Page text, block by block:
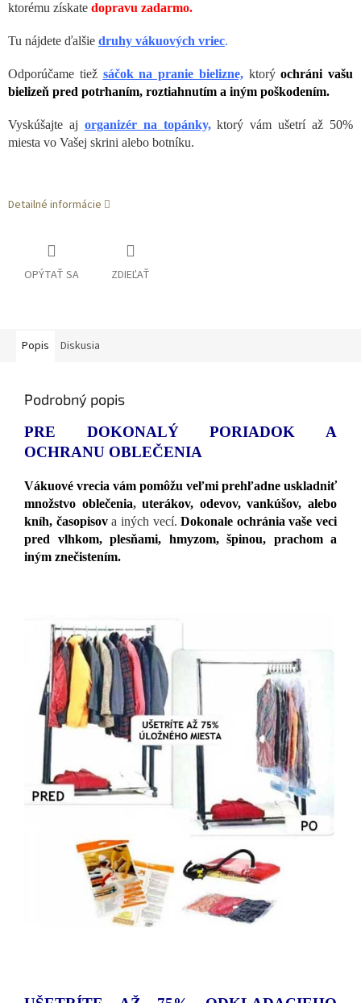
ktorému získate dopravu zadarmo.
Tu nájdete ďalšie druhy vákuových vriec.
Odporúčame tiež sáčok na pranie bielizne,ktorýochráni vašu
bielizeň pred potrhaním, roztiahnutím a iným poškodením.
Vyskúšajte aj organizér na topánky,ktorý vám ušetrí až 50%
miesta vo Vašej skrini alebo botníku.
Detailné informácie
OPÝTAŤ SA ZDIEĽAŤ
Popis Diskusia
Podrobný popis
PRE DOKONALÝ PORIADOK A
OCHRANU OBLEČENIA
Vákuové vrecia vám pomôžu veľmi prehľadne uskladniť
množstvo oblečenia,uterákov, odevov, vankúšov, alebo
kníh, časopisova iných vecí. Dokonale ochránia vaše veci
pred vlhkom, plesňami, hmyzom, špinou, prachom a
iným znečistením.